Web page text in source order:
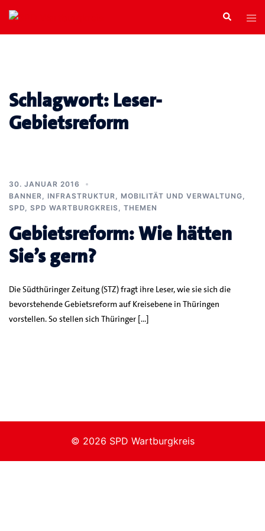
Zum
Inhalt
springen
Search
Schlagwort: Leser-
Gebietsreform
30. JANUAR 2016
BANNER
INFRASTRUKTUR, MOBILITÄT UND VERWALTUNG
SPD
SPD WARTBURGKREIS THEMEN
Gebietsreform: Wie hätten
Sie’s gern?
Die Südthüringer Zeitung (STZ) fragt ihre Leser, wie sie sich die
bevorstehende Gebietsreform auf Kreisebene in Thüringen
vorstellen. So stellen sich Thüringer […]
© 2026 SPD Wartburgkreis